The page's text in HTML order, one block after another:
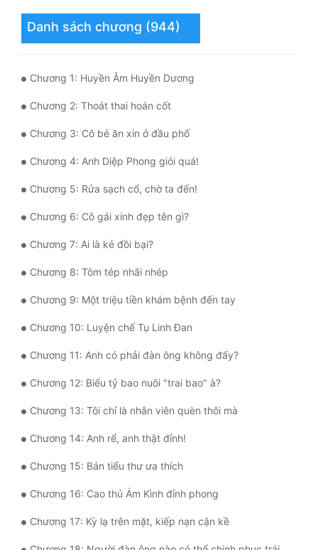
Ngôn Tình
Nữ Cường
Nữ Phụ
Phong Thủy - Tâm Linh
Phương Tây
Phản Phái
Quan Trường
Danh sách chương (944)
Chương 1: Huyền Âm Huyền Dương
Chương 2: Thoát thai hoán cốt
Chương 3: Cô bé ăn xin ở đầu phố
Chương 4: Anh Diệp Phong giỏi quá!
Chương 5: Rửa sạch cổ, chờ ta đến!
Chương 6: Cô gái xinh đẹp tên gì?
Chương 7: Ai là kẻ đồi bại?
Chương 8: Tôm tép nhãi nhép
Chương 9: Một triệu tiền khám bệnh đến tay
Chương 10: Luyện chế Tụ Linh Đan
Chương 11: Anh có phải đàn ông không đấy?
Chương 12: Biểu tỷ bao nuôi "trai bao" à?
Chương 13: Tôi chỉ là nhân viên quèn thôi mà
Chương 14: Anh rể, anh thật đỉnh!
Chương 15: Bản tiểu thư ưa thích
Chương 16: Cao thủ Ám Kình đỉnh phong
Chương 17: Kỳ lạ trên mặt, kiếp nạn cận kề